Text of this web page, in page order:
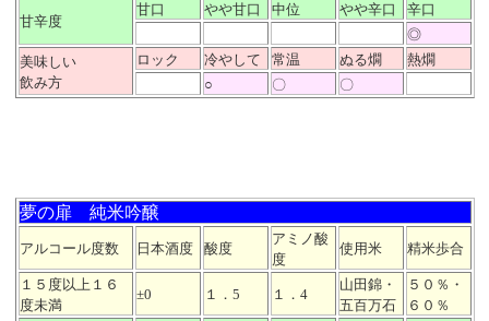
甘辛度
甘口 やや甘口 中位 やや辛口
辛口
◎
美味しい
飲み方
ロック 冷やして 常温 ぬる燗
熱燗
○
〇 〇
夢の扉 純米吟醸
アルコール度数 日本酒度 酸度
アミノ酸
度
使用米 精米歩合
１５度以上１６
度未満
±0 １．5 １．4
山田錦・
五百万石
５０％・
６０％